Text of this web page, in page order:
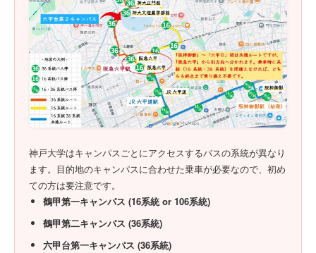
神戸大学はキャンパスごとにアクセスするバスの系統が異なり
ます。目的地のキャンパスに合わせた乗車が必要なので、初め
ての方は要注意です。
鶴甲第一キャンパス (16系統 or 106系統)
鶴甲第二キャンパス (36系統)
六甲台第一キャンパス (36系統)